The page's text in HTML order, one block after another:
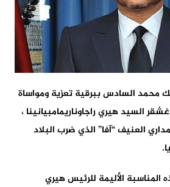
محمد السادس ببرقية تعزية ومواساة
السيد هيري راجاوناريمامبيانينا ،
العنيف “آفا” الذي ضرب البلاد
المناسبة الأليمة للرئيس هيري